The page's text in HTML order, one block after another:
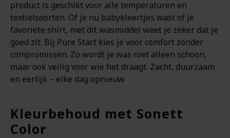
product is geschikt voor alle temperaturen en
textielsoorten. Of je nu babykleertjes wast of je
favoriete shirt, met dit wasmiddel weet je zeker dat je
goed zit. Bij Pure Start kies je voor comfort zonder
compromissen. Zo wordt je was niet alleen schoon,
maar ook veilig voor wie het draagt. Zacht, duurzaam
en eerlijk – elke dag opnieuw.
Kleurbehoud met Sonett
Color